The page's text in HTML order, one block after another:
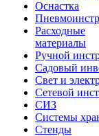
Оснастка
Расходные
материалы
Ручной
Садовый
Свет и
Сетевой
СИЗ
Системы
Стенды